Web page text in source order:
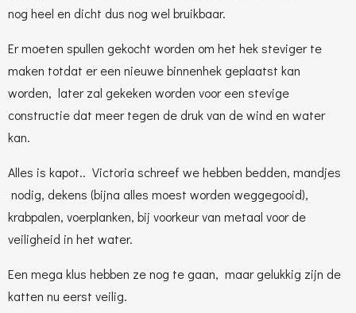
nog heel en dicht dus nog wel bruikbaar.
Er moeten spullen gekocht worden om het hek steviger te
maken totdat er een nieuwe binnenhek geplaatst kan
worden, later zal gekeken worden voor een stevige
constructie dat meer tegen de druk van de wind en water
kan.
Alles is kapot.. Victoria schreef we hebben bedden, mandjes
nodig, dekens (bijna alles moest worden weggegooid),
krabpalen, voerplanken, bij voorkeur van metaal voor de
veiligheid in het water.
Een mega klus hebben ze nog te gaan, maar gelukkig zijn de
katten nu eerst veilig.